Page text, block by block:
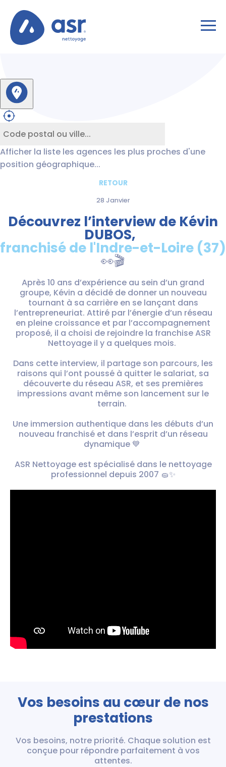
Afficher la liste les agences les plus proches d'une
position géographique...
RETOUR
28 Janvier
Découvrez l’interview de Kévin
DUBOS,
franchisé de l'Indre-et-Loire (37)
👀🎬
Après 10 ans d’expérience au sein d’un grand
groupe, Kévin a décidé de donner un nouveau
tournant à sa carrière en se lançant dans
l’entrepreneuriat. Attiré par l’énergie d’un réseau
en pleine croissance et par l’accompagnement
proposé, il a choisi de rejoindre la franchise ASR
Nettoyage il y a quelques mois.
Dans cette interview, il partage son parcours, les
raisons qui l’ont poussé à quitter le salariat, sa
découverte du réseau ASR, et ses premières
impressions avant même son lancement sur le
terrain.
Une immersion authentique dans les débuts d’un
nouveau franchisé et dans l’esprit d’un réseau
dynamique 💙
ASR Nettoyage est spécialisé dans le nettoyage
professionnel depuis 2007 🧽✨
Vos besoins au cœur de nos
prestations
Vos besoins, notre priorité. Chaque solution est
conçue pour répondre parfaitement à vos
attentes.